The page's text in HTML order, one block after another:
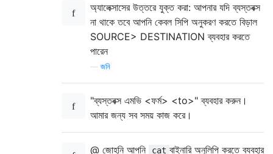
অ্যালেক্সাসের উত্তরে যুক্ত করা: আপনার যদি ব্যস্তবক্স
না থাকে তবে আপনি কেবল সিপি অনুকরণ করতে বিড়াল
SOURCE> DESTINATION ব্যবহার করতে
পারেন
জনি
"ব্যস্তবক্স এমভি <ফর্ম> <to>" ব্যবহার করুন।
আমার জন্য সব সময় কাজ করে।
@ জোহনি আপনি cat বাইনারি অনুলিপি করতে ব্যবহার